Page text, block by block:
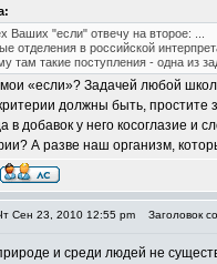
Ваших "если" отвечу на второе: ...
отделения в российской
там такие поступления - одна из
«если»? Задачей любой
должны быть, простите
в добавок у него косоглазие и
А разве наш организм,
Сен 23, 2010 12:55 pm Заголовок
и среди людей не